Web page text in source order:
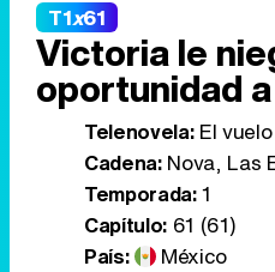
T1x61
Victoria le
oportunidad
Telenovela:El
Cadena:Nova, Las
Temporada:1
Capítulo:61 (61)
País:
México